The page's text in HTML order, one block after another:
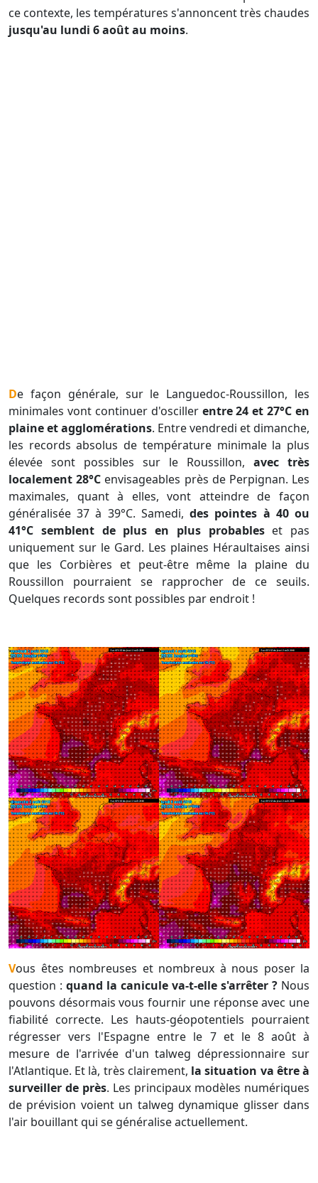
ce contexte, les températures s'annoncent très chaudes
jusqu'au lundi 6 août au moins.
De façon générale, sur le Languedoc-Roussillon, les
minimales vont continuer d'osciller entre 24 et 27°C en
plaine et agglomérations. Entre vendredi et dimanche,
les records absolus de température minimale la plus
élevée sont possibles sur le Roussillon, avec très
localement 28°C envisageables près de Perpignan. Les
maximales, quant à elles, vont atteindre de façon
généralisée 37 à 39°C. Samedi,des pointes à 40 ou
41°C semblent de plus en plus probableset pas
uniquement sur le Gard. Les plaines Héraultaises ainsi
que les Corbières et peut-être même la plaine du
Roussillon pourraient se rapprocher de ce seuils.
Quelques records sont possibles par endroit !
Vous êtes nombreuses et nombreux à nous poser la
question : quand la canicule va-t-elle s'arrêter ? Nous
pouvons désormais vous fournir une réponse avec une
fiabilité correcte. Les hauts-géopotentiels pourraient
régresser vers l'Espagne entre le 7 et le 8 août à
mesure de l'arrivée d'un talweg dépressionnaire sur
l'Atlantique. Et là, très clairement, la situation va être à
surveiller de près. Les principaux modèles numériques
de prévision voient un talweg dynamique glisser dans
l'air bouillant qui se généralise actuellement.